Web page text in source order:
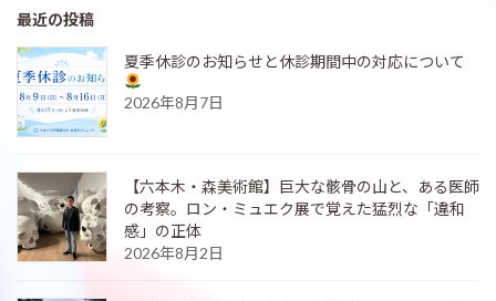
最近の投稿
夏季休診のお知らせと休診期間中の対応について
2026年8月7日
【六本木・森美術館】巨大な骸骨の山と、ある医師
の考察。ロン・ミュエク展で覚えた猛烈な「違和
感」の正体
2026年8月2日